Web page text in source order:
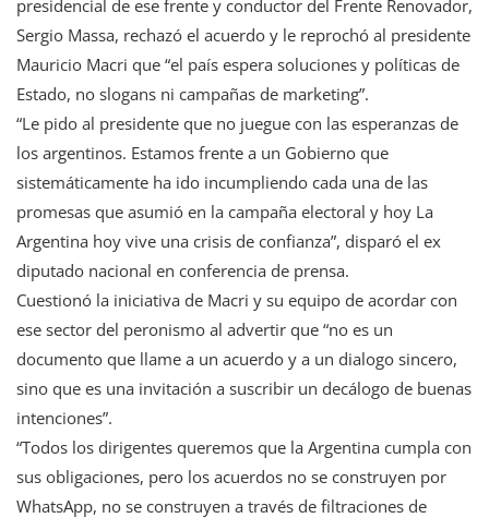
presidencial de ese frente y conductor del Frente Renovador,
Sergio Massa, rechazó el acuerdo y le reprochó al presidente
Mauricio Macri que “el país espera soluciones y políticas de
Estado, no slogans ni campañas de marketing”.
“Le pido al presidente que no juegue con las esperanzas de
los argentinos. Estamos frente a un Gobierno que
sistemáticamente ha ido incumpliendo cada una de las
promesas que asumió en la campaña electoral y hoy La
Argentina hoy vive una crisis de confianza”, disparó el ex
diputado nacional en conferencia de prensa.
Cuestionó la iniciativa de Macri y su equipo de acordar con
ese sector del peronismo al advertir que “no es un
documento que llame a un acuerdo y a un dialogo sincero,
sino que es una invitación a suscribir un decálogo de buenas
intenciones”.
“Todos los dirigentes queremos que la Argentina cumpla con
sus obligaciones, pero los acuerdos no se construyen por
WhatsApp, no se construyen a través de filtraciones de